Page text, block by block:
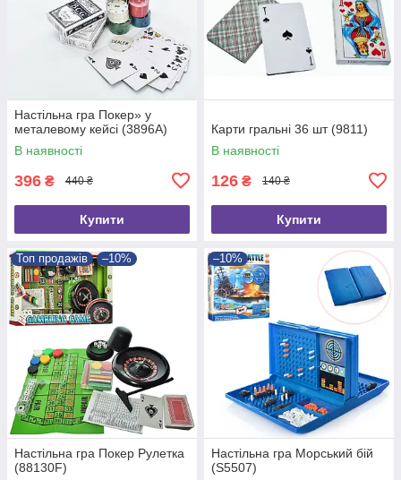
Настільна гра Покер» у
металевому кейсі (3896A)
В наявності
396 ₴ 440 ₴
Купити
Карти гральні 36 шт (9811)
В наявності
126 ₴ 140 ₴
Купити
Топ продажів –10%
Настільна гра Покер Рулетка
(88130F)
–10%
Настільна гра Морський бій
(S5507)